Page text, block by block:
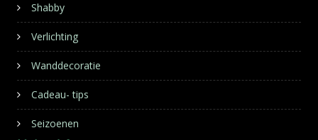
Shabby
Verlichting
Wanddecoratie
Cadeau- tips
Seizoenen